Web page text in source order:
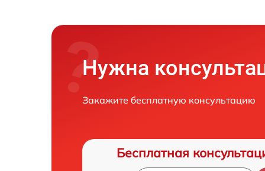
Нужна
Закажите бесплатную консультацию
Бесплатная